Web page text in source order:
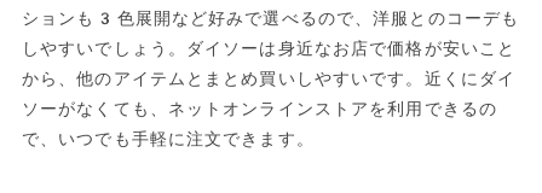
ションも3色展開など好みで選べるので、洋服とのコーデも
しやすいでしょう。ダイソーは身近なお店で価格が安いこと
から、他のアイテムとまとめ買いしやすいです。近くにダイ
ソーがなくても、ネットオンラインストアを利用できるの
で、いつでも手軽に注文できます。